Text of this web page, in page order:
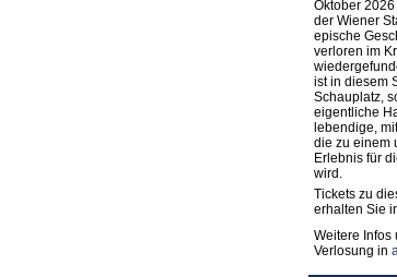
Oktober
der Wiener
epische
verloren im
ist in diesem
Schauplatz,
eigentliche
lebendige,
die zu einem
Erlebnis für
wird.
Tickets zu
erhalten Sie
Weitere Infos
Verlosung in